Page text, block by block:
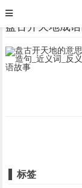
› ›
盘古开
盘古开天地成
标签